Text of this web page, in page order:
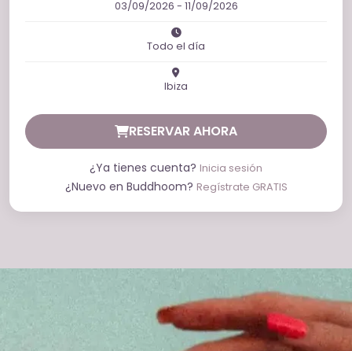
03/09/2026 - 11/09/2026
Todo el día
Ibiza
RESERVAR AHORA
¿Ya tienes cuenta? Inicia sesión
¿Nuevo en Buddhoom? Regístrate GRATIS